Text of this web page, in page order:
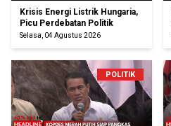
Krisis Energi Listrik Hungaria,
Picu Perdebatan Politik
Selasa, 04 Agustus 2026
POLITIK